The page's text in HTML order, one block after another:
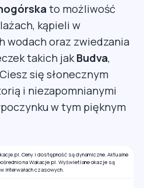
to możliwość
kąpieli w
wodach oraz zwiedzania
takich jakBudva,
się słonecznym
i niezapomnianymi
w tym pięknym
Ceny i dostępność są dynamiczne. Aktualne
na Wakacje.pl. Wyświetlane okazje są
interwałach czasowych.